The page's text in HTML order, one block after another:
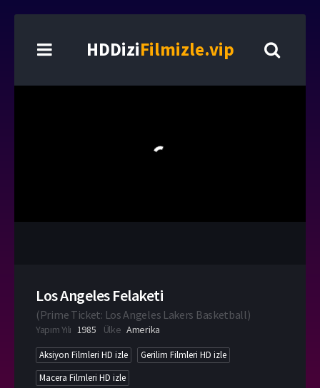
HDDiziFilmizle.vip
Los Angeles Felaketi
(Prime Ticket: Los Angeles Lakers Basketball)
Yapım Yılı 1985 Ülke Amerika
Aksiyon Filmleri HD izle
Gerilim Filmleri HD izle
Macera Filmleri HD izle